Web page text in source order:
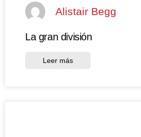
Alistair Begg
La gran división
Leer más